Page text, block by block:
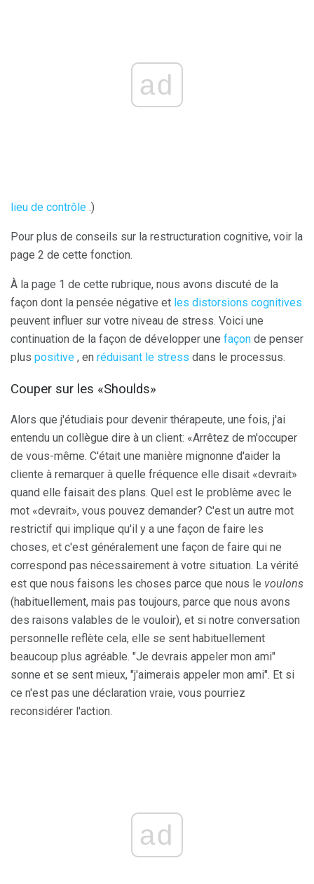
ad
lieu de contrôle .)
Pour plus de conseils sur la restructuration cognitive, voir la
page 2 de cette fonction.
À la page 1 de cette rubrique, nous avons discuté de la
façon dont la pensée négative et les distorsions cognitives
peuvent influer sur votre niveau de stress. Voici une
continuation de la façon de développer une façon de penser
plus positive , en réduisant le stress dans le processus.
Couper sur les «Shoulds»
Alors que j'étudiais pour devenir thérapeute, une fois, j'ai
entendu un collègue dire à un client: «Arrêtez de m'occuper
de vous-même. C'était une manière mignonne d'aider la
cliente à remarquer à quelle fréquence elle disait «devrait»
quand elle faisait des plans. Quel est le problème avec le
mot «devrait», vous pouvez demander? C'est un autre mot
restrictif qui implique qu'il y a une façon de faire les
choses, et c'est généralement une façon de faire qui ne
correspond pas nécessairement à votre situation. La vérité
est que nous faisons les choses parce que nous le voulons
(habituellement, mais pas toujours, parce que nous avons
des raisons valables de le vouloir), et si notre conversation
personnelle reflète cela, elle se sent habituellement
beaucoup plus agréable. "Je devrais appeler mon ami"
sonne et se sent mieux, "j'aimerais appeler mon ami". Et si
ce n'est pas une déclaration vraie, vous pourriez
reconsidérer l'action.
ad